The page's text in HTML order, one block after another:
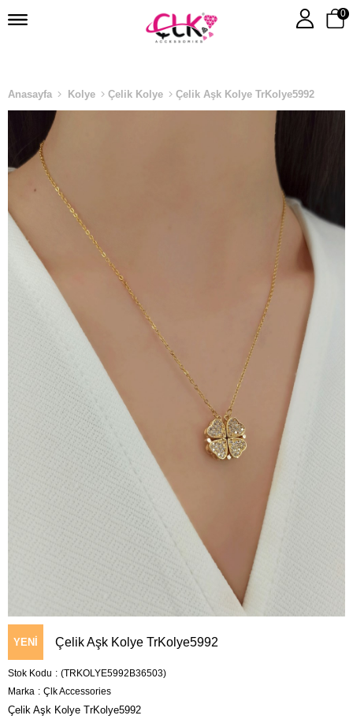
0
Anasayfa Kolye Çelik Kolye Çelik Aşk Kolye TrKolye5992
YENI
ÜRÜN
Çelik Aşk Kolye TrKolye5992
Stok Kodu
(TRKOLYE5992B36503)
Marka : Çlk Accessories
Çelik Aşk Kolye TrKolye5992